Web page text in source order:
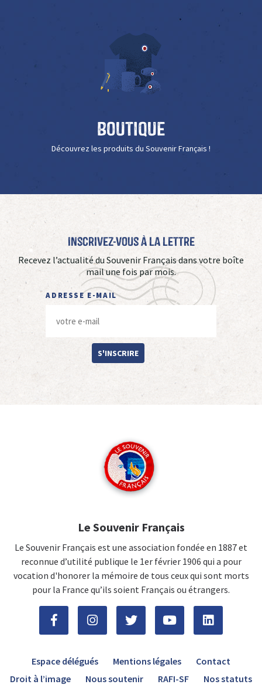
Boutique
Découvrez les produits du Souvenir Français !
Inscrivez-vous à La Lettre
Recevez l’actualité du Souvenir Français dans votre boîte
mail une fois par mois.
ADRESSE E-MAIL
S'INSCRIRE
Le Souvenir Français
Le Souvenir Français est une association fondée en 1887 et
reconnue d’utilité publique le 1er février 1906 qui a pour
vocation d'honorer la mémoire de tous ceux qui sont morts
pour la France qu’ils soient Français ou étrangers.
Espace délégués Mentions légales
Contact
Droit à l’image
Nous soutenir RAFI-SF Nos statuts